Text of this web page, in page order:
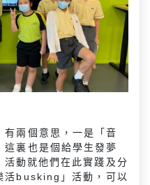
兩個意思，一是「音
裏也是個給學生發夢
動就他們在此實踐及分
活busking」活動，可以